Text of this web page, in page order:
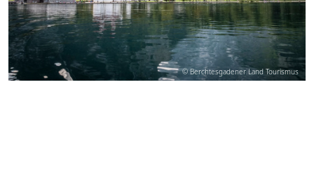
© Berchtesgadener Land Tourismus